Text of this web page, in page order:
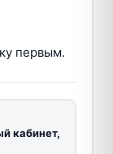
первым.
кабинет,